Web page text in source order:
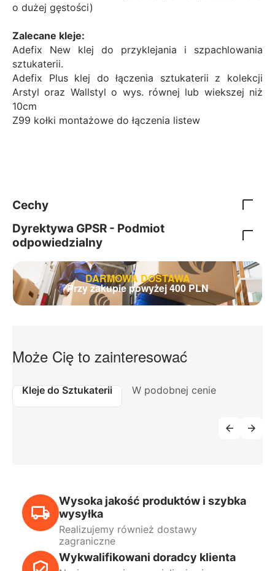
o dużej gęstości)
Zalecane kleje:
Adefix New klej do przyklejania i szpachlowania
sztukaterii.
Adefix Plus klej do łączenia sztukaterii z kolekcji
Arstyl oraz Wallstyl o wys. równej lub wiekszej niż
10cm
Z99 kołki montażowe do łączenia listew
Cechy
Dyrektywa GPSR - Podmiot
odpowiedzialny
DARMOWA DOSTAWA
Przy zakupie powyżej 400 PLN
Może Cię to zainteresować
Kleje do Sztukaterii W podobnej cenie
Wysoka jakość produktów i szybka
wysyłka
Realizujemy również dostawy
zagraniczne
Wykwalifikowani doradcy klienta